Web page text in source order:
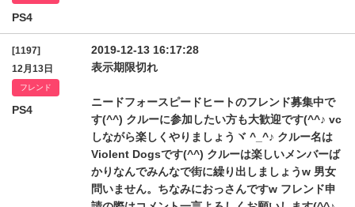
PS4
[1197]
12月13日
フレンド
PS4
2019-12-13 16:17:28
表示期限切れ
ニードフォースピードヒートのフレンド募集中で
す(^^) クルーに参加したい方も大歓迎です(^^♪ vc
しながら楽しくやりましょうヾ ^_^♪ クルー名は
Violent Dogsです(^^) クルーは楽しいメンバーば
かりなんでみんなで街に繰り出しましょうw 男女
問いません。ちなみにおっさんですw フレンド申